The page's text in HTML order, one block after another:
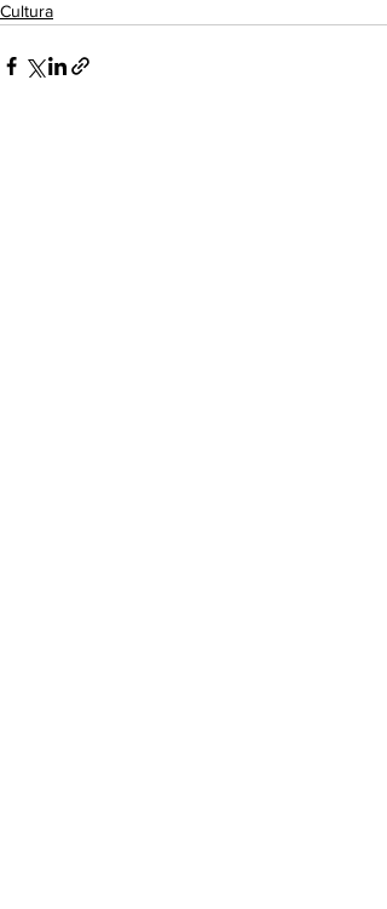
Cultura